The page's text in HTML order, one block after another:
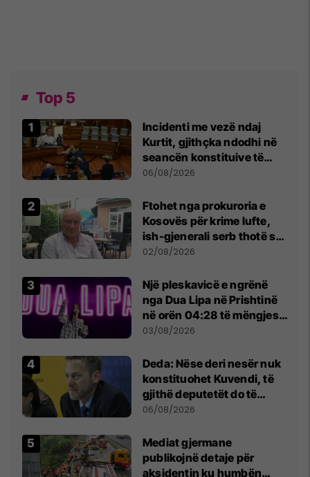
Top 5
Incidenti me vezë ndaj
Kurtit, gjithçka ndodhi në
seancën konstituive të
Kuvendit
06/08/2026
Ftohet nga prokuroria e
Kosovës për krime lufte,
ish-gjenerali serb thotë se
dikush e tradhtoi në
02/08/2026
Një pleskavicë e ngrënë
nga Dua Lipa në Prishtinë
në orën 04:28 të mëngjesit
- dhe bota digjitale serbe
03/08/2026
Deda: Nëse deri nesër nuk
konstituohet Kuvendi, të
gjithë deputetët do të
bëjnë shkelje të rëndë
06/08/2026
Mediat gjermane
publikojnë detaje për
aksidentin ku humbën